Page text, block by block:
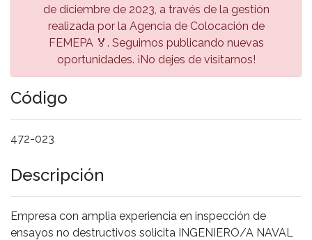
de diciembre de 2023, a través de la gestión
realizada por la Agencia de Colocación de
FEMEPA 🏅. Seguimos publicando nuevas
oportunidades. ¡No dejes de visitarnos!
Código
472-023
Descripción
Empresa con amplia experiencia en inspección de
ensayos no destructivos solicita INGENIERO/A NAVAL